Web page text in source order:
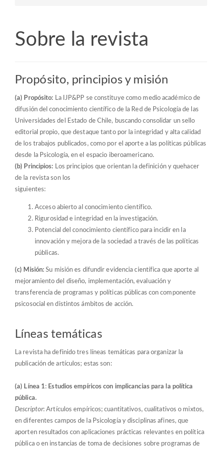
Sobre la revista
Propósito, principios y misión
(a) Propósito:
La IJP&PP se constituye como medio académico de
difusión del conocimiento científico de la Red de Psicología de las
Universidades del Estado de Chile, buscando consolidar un sello
editorial propio, que destaque tanto por la integridad y alta calidad
de los trabajos publicados, como por el aporte a las políticas públicas
desde la Psicología, en el espacio iberoamericano.
(b) Principios: Los principios que orientan la definición y quehacer
de la revista son los
siguientes:
Acceso abierto al conocimiento científico.
Rigurosidad e integridad en la investigación.
Potencial del conocimiento científico para incidir en la
innovación y mejora de la sociedad a través de las políticas
públicas.
(c) Misión: Su misión es difundir evidencia científica que aporte al
mejoramiento del diseño, implementación, evaluación y
transferencia de programas y políticas públicas con componente
psicosocial en distintos ámbitos de acción.
Líneas temáticas
La revista ha definido tres líneas temáticas para organizar la
publicación de artículos; estas son:
(a) Línea 1: Estudios empíricos con implicancias para la política
pública.
Descriptor: Artículos empíricos; cuantitativos, cualitativos o mixtos,
en diferentes campos de la Psicología y disciplinas afines, que
aporten resultados con aplicaciones prácticas relevantes en política
pública o en instancias de toma de decisiones sobre programas de